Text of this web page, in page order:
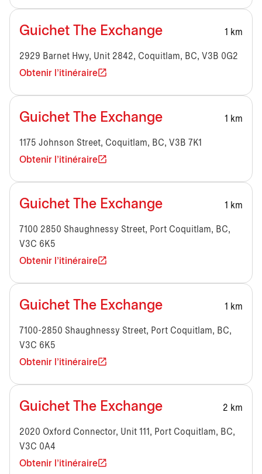
Guichet The Exchange 1 km
2929 Barnet Hwy, Unit 2842, Coquitlam, BC, V3B 0G2
Obtenir l'itinéraire
Guichet The Exchange 1 km
1175 Johnson Street, Coquitlam, BC, V3B 7K1
Obtenir l'itinéraire
Guichet The Exchange 1 km
7100 2850 Shaughnessy Street, Port Coquitlam, BC,
V3C 6K5
Obtenir l'itinéraire
Guichet The Exchange 1 km
7100-2850 Shaughnessy Street, Port Coquitlam, BC,
V3C 6K5
Obtenir l'itinéraire
Guichet The Exchange 2 km
2020 Oxford Connector, Unit 111, Port Coquitlam, BC,
V3C 0A4
Obtenir l'itinéraire